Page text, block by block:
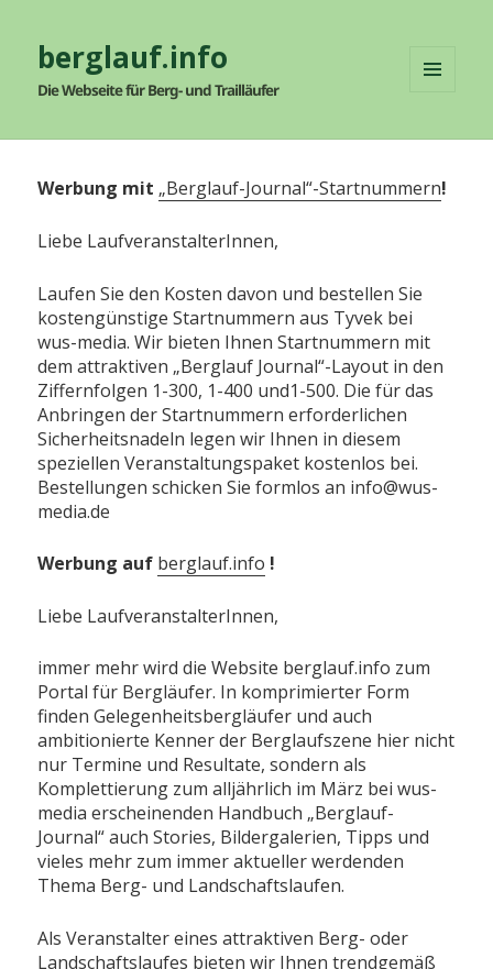
berglauf.info
Die Webseite für Berg- und Trailläufer
WIDGETS
Werbung mit „Berglauf-Journal“-Startnummern!
Liebe LaufveranstalterInnen,
Laufen Sie den Kosten davon und bestellen Sie
kostengünstige Startnummern aus Tyvek bei
wus-media. Wir bieten Ihnen Startnummern mit
dem attraktiven „Berglauf Journal“-Layout in den
Ziffernfolgen 1-300, 1-400 und1-500. Die für das
Anbringen der Startnummern erforderlichen
Sicherheitsnadeln legen wir Ihnen in diesem
speziellen Veranstaltungspaket kostenlos bei.
Bestellungen schicken Sie formlos an info@wus-
media.de
Werbung auf berglauf.info !
Liebe LaufveranstalterInnen,
immer mehr wird die Website berglauf.info zum
Portal für Bergläufer. In komprimierter Form
finden Gelegenheitsbergläufer und auch
ambitionierte Kenner der Berglaufszene hier nicht
nur Termine und Resultate, sondern als
Komplettierung zum alljährlich im März bei wus-
media erscheinenden Handbuch „Berglauf-
Journal“ auch Stories, Bildergalerien, Tipps und
vieles mehr zum immer aktueller werdenden
Thema Berg- und Landschaftslaufen.
Als Veranstalter eines attraktiven Berg- oder
Landschaftslaufes bieten wir Ihnen trendgemäß